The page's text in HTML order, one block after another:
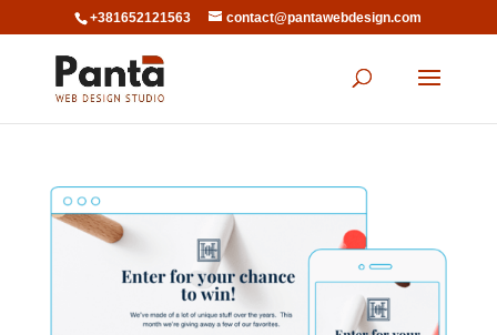
+381652121563 contact@pantawebdesign.com